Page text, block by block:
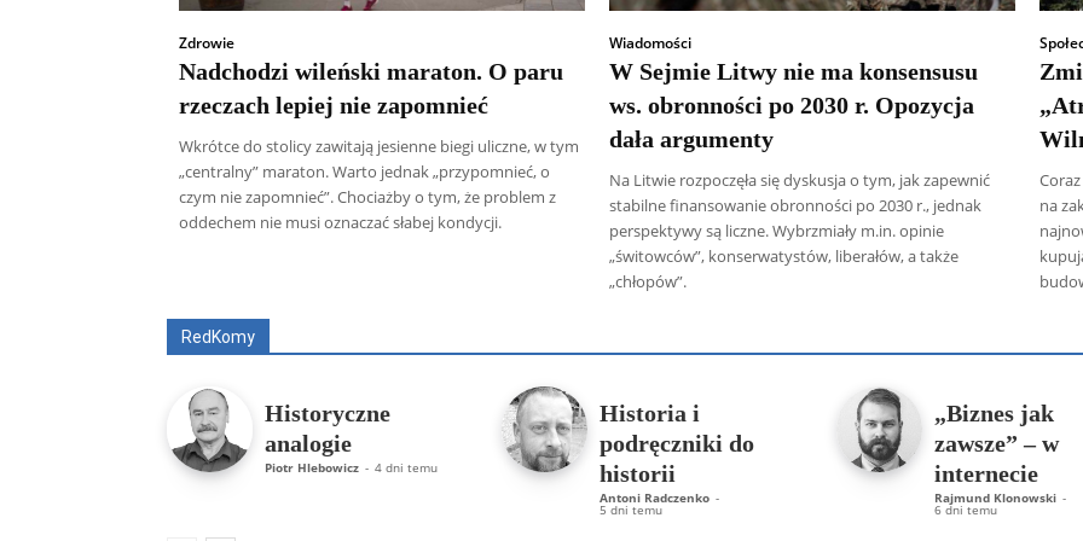
Zdrowie
Nadchodzi wileński maraton. O paru
rzeczach lepiej nie zapomnieć
Wkrótce do stolicy zawitają jesienne biegi uliczne, w tym
„centralny” maraton. Warto jednak „przypomnieć, o
czym nie zapomnieć”. Chociażby o tym, że problem z
oddechem nie musi oznaczać słabej kondycji.
Wiadomości
W Sejmie Litwy nie ma konsensusu
ws. obronności po 2030 r. Opozycja
dała argumenty
Na Litwie rozpoczęła się dyskusja o tym, jak zapewnić
stabilne finansowanie obronności po 2030 r., jednak
perspektywy są liczne. Wybrzmiały m.in. opinie
„świtowców”, konserwatystów, liberałów, a także
„chłopów”.
na
RedKomy
Antoni Radczenko Artur Płokszto ks. Jarosław
Historyczne
analogie
Piotr Hlebowicz - 4 dni temu
Historia i
podręczniki do
historii
Antoni Radczenko -
5 dni temu
„Biznes jak
zawsze” – w
internecie
Rajmund Klonowski -
6 dni temu